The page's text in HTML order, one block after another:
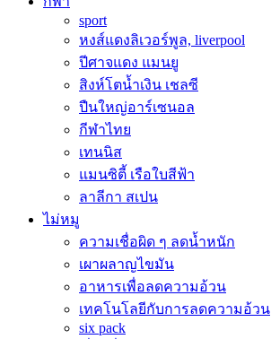
sport
หงส์แดงลิเวอร์พูล, liverpool
ปีศาจแดง แมนยู
สิงห์โตน้ำเงิน เชลซี
ปืนใหญ่อาร์เซนอล
กีฬาไทย
เทนนิส
แมนซิตี้ เรือใบสีฟ้า
ลาลีกา สเปน
ไม่หมู
ความเชื่อผิด ๆ ลดน้ำหนัก
เผาผลาญไขมัน
อาหารเพื่อลดความอ้วน
เทคโนโลยีกับการลดความอ้วน
six pack